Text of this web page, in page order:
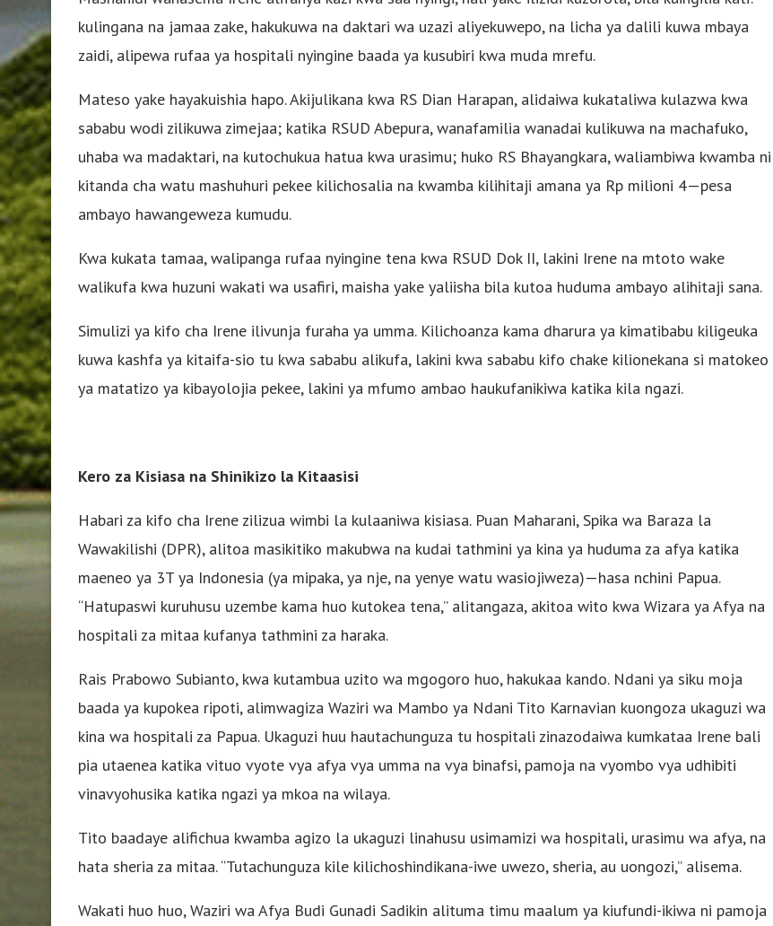
kulingana na jamaa zake, hakukuwa na daktari wa uzazi aliyekuwepo, na licha ya dalili kuwa mbaya
zaidi, alipewa rufaa ya hospitali nyingine baada ya kusubiri kwa muda mrefu.
Mateso yake hayakuishia hapo. Akijulikana kwa RS Dian Harapan, alidaiwa kukataliwa kulazwa kwa
sababu wodi zilikuwa zimejaa; katika RSUD Abepura, wanafamilia wanadai kulikuwa na machafuko,
uhaba wa madaktari, na kutochukua hatua kwa urasimu; huko RS Bhayangkara, waliambiwa kwamba ni
kitanda cha watu mashuhuri pekee kilichosalia na kwamba kilihitaji amana ya Rp milioni 4—pesa
ambayo hawangeweza kumudu.
Kwa kukata tamaa, walipanga rufaa nyingine tena kwa RSUD Dok II, lakini Irene na mtoto wake
walikufa kwa huzuni wakati wa usafiri, maisha yake yaliisha bila kutoa huduma ambayo alihitaji sana.
Simulizi ya kifo cha Irene ilivunja furaha ya umma. Kilichoanza kama dharura ya kimatibabu kiligeuka
kuwa kashfa ya kitaifa-sio tu kwa sababu alikufa, lakini kwa sababu kifo chake kilionekana si matokeo
ya matatizo ya kibayolojia pekee, lakini ya mfumo ambao haukufanikiwa katika kila ngazi.
Kero za Kisiasa na Shinikizo la Kitaasisi
Habari za kifo cha Irene zilizua wimbi la kulaaniwa kisiasa. Puan Maharani, Spika wa Baraza la
Wawakilishi (DPR), alitoa masikitiko makubwa na kudai tathmini ya kina ya huduma za afya katika
maeneo ya 3T ya Indonesia (ya mipaka, ya nje, na yenye watu wasiojiweza)—hasa nchini Papua.
“Hatupaswi kuruhusu uzembe kama huo kutokea tena,” alitangaza, akitoa wito kwa Wizara ya Afya na
hospitali za mitaa kufanya tathmini za haraka.
Rais Prabowo Subianto, kwa kutambua uzito wa mgogoro huo, hakukaa kando. Ndani ya siku moja
baada ya kupokea ripoti, alimwagiza Waziri wa Mambo ya Ndani Tito Karnavian kuongoza ukaguzi wa
kina wa hospitali za Papua. Ukaguzi huu hautachunguza tu hospitali zinazodaiwa kumkataa Irene bali
pia utaenea katika vituo vyote vya afya vya umma na vya binafsi, pamoja na vyombo vya udhibiti
vinavyohusika katika ngazi ya mkoa na wilaya.
Tito baadaye alifichua kwamba agizo la ukaguzi linahusu usimamizi wa hospitali, urasimu wa afya, na
hata sheria za mitaa. “Tutachunguza kile kilichoshindikana-iwe uwezo, sheria, au uongozi,” alisema.
Wakati huo huo, Waziri wa Afya Budi Gunadi Sadikin alituma timu maalum ya kiufundi-ikiwa ni pamoja